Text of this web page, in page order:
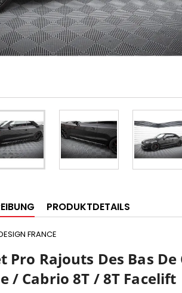
PRODUKTDETAILS
FRANCE
Pro Rajouts Des Bas De
/ Cabrio 8T / 8T Facelift